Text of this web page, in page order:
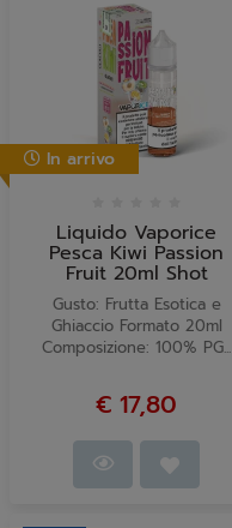
In arrivo
Liquido Vaporice
Pesca Kiwi Passion
Fruit 20ml Shot
Gusto: Frutta Esotica e
Ghiaccio Formato 20ml
Composizione: 100% PG...
€ 17,80